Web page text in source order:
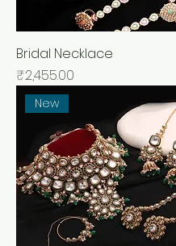
Bridal Necklace
मूल्य
₹2,455.00
New